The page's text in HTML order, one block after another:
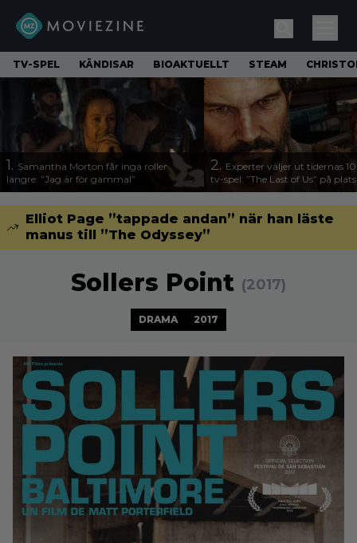
TV-SPEL KÄNDISAR BIOAKTUELLT STEAM
1. Samantha Morton får inga roller
längre: ”Jag är för gammal”
2. Experter väljer ut tidernas
tv-spel: ”The Last of Us” på
Elliot Page ”tappade andan” när han läste
manus till ”The Odyssey”
Sollers Point (2017)
DRAMA 2017